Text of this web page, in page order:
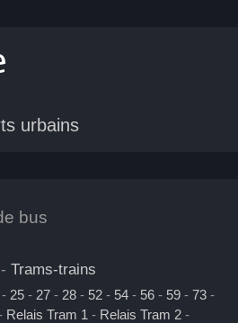
urbains
bus
- Trams-trains
- 25 - 27 - 28 - 52 - 54 - 56 - 59 - 73 -
Relais Tram 1 - Relais Tram 2 -